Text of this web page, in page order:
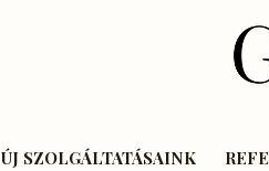
ÚJ SZOLGÁLTATÁSAINK